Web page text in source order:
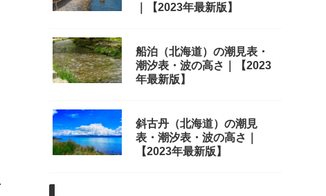
｜【2023年最新版】
船泊（北海道）の潮見表・
潮汐表・波の高さ｜【2023
年最新版】
斜古丹（北海道）の潮見
表・潮汐表・波の高さ｜
【2023年最新版】